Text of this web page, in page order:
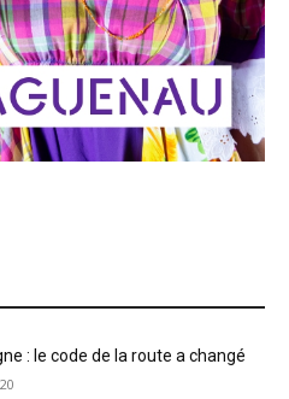
: le code de la route a changé